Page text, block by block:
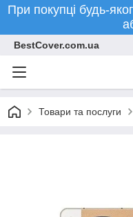
При покупці будь-
BestCover.com.ua
Товари та послуги